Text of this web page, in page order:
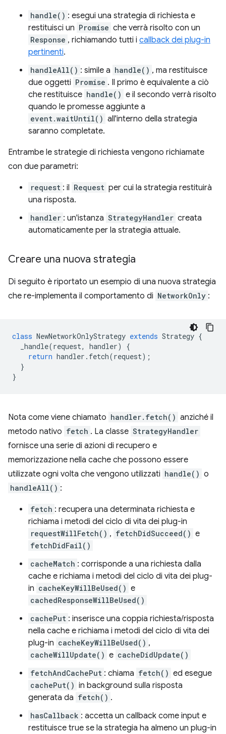
handle() : esegui una strategia di richiesta e
restituisci un Promise che verrà risolto con un
Response , richiamando tutti i callback dei plug-in
pertinenti.
handleAll() : simile a handle() , ma restituisce
due oggetti Promise . Il primo è equivalente a ciò
che restituisce handle() e il secondo verrà risolto
quando le promesse aggiunte a
event.waitUntil() all'interno della strategia
saranno completate.
Entrambe le strategie di richiesta vengono richiamate
con due parametri:
request : il Request per cui la strategia restituirà
una risposta.
handler : un'istanza StrategyHandler creata
automaticamente per la strategia attuale.
Creare una nuova strategia
Di seguito è riportato un esempio di una nuova strategia
che re-implementa il comportamento di NetworkOnly :
class NewNetworkOnlyStrategy extends Strategy {
_handle(request, handler)
{
return handler . fetch(request);
}
}
Nota come viene chiamato handler.fetch() anziché il
metodo nativo fetch . La classe StrategyHandler
fornisce una serie di azioni di recupero e
memorizzazione nella cache che possono essere
utilizzate ogni volta che vengono utilizzati handle() o
handleAll() :
fetch : recupera una determinata richiesta e
richiama i metodi del ciclo di vita dei plug-in
requestWillFetch() , fetchDidSucceed() e
fetchDidFail()
cacheMatch : corrisponde a una richiesta dalla
cache e richiama i metodi del ciclo di vita dei plug-
in cacheKeyWillBeUsed() e
cachedResponseWillBeUsed()
cachePut : inserisce una coppia richiesta/risposta
nella cache e richiama i metodi del ciclo di vita dei
plug-in cacheKeyWillBeUsed() ,
cacheWillUpdate() e cacheDidUpdate()
fetchAndCachePut : chiama fetch() ed esegue
cachePut() in background sulla risposta
generata da fetch() .
hasCallback : accetta un callback come input e
restituisce true se la strategia ha almeno un plug-in